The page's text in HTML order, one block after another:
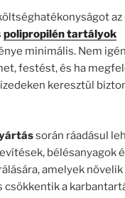
az
polipropilén tartályok
minimális. Nem
festést, és ha
keresztül
során ráadásul
bélésanyagok
amelyek
a